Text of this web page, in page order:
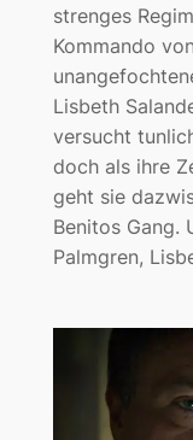
strenges
Kommando
Lisbeth
versucht
doch als ihre
geht sie
Benitos Gang.
Palmgren,